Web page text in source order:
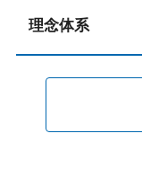
理念体系